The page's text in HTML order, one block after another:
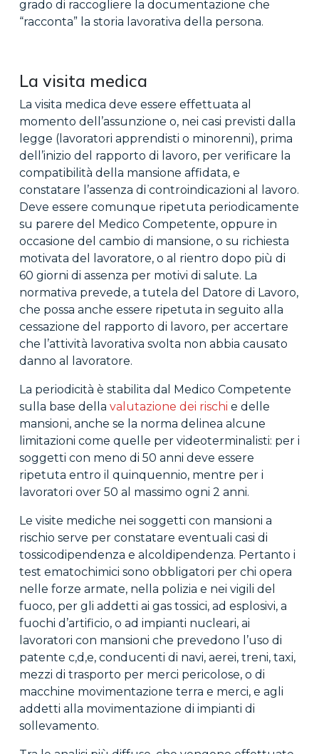
grado di raccogliere la documentazione che
“racconta” la storia lavorativa della persona.
La visita medica
La visita medica deve essere effettuata al
momento dell’assunzione o, nei casi previsti dalla
legge (lavoratori apprendisti o minorenni), prima
dell’inizio del rapporto di lavoro, per verificare la
compatibilità della mansione affidata, e
constatare l’assenza di controindicazioni al lavoro.
Deve essere comunque ripetuta periodicamente
su parere del Medico Competente, oppure in
occasione del cambio di mansione, o su richiesta
motivata del lavoratore, o al rientro dopo più di
60 giorni di assenza per motivi di salute. La
normativa prevede, a tutela del Datore di Lavoro,
che possa anche essere ripetuta in seguito alla
cessazione del rapporto di lavoro, per accertare
che l’attività lavorativa svolta non abbia causato
danno al lavoratore.
La periodicità è stabilita dal Medico Competente
sulla base della valutazione dei rischi e delle
mansioni, anche se la norma delinea alcune
limitazioni come quelle per videoterminalisti: per i
soggetti con meno di 50 anni deve essere
ripetuta entro il quinquennio, mentre per i
lavoratori over 50 al massimo ogni 2 anni.
Le visite mediche nei soggetti con mansioni a
rischio serve per constatare eventuali casi di
tossicodipendenza e alcoldipendenza. Pertanto i
test ematochimici sono obbligatori per chi opera
nelle forze armate, nella polizia e nei vigili del
fuoco, per gli addetti ai gas tossici, ad esplosivi, a
fuochi d’artificio, o ad impianti nucleari, ai
lavoratori con mansioni che prevedono l’uso di
patente c,d,e, conducenti di navi, aerei, treni, taxi,
mezzi di trasporto per merci pericolose, o di
macchine movimentazione terra e merci, e agli
addetti alla movimentazione di impianti di
sollevamento.